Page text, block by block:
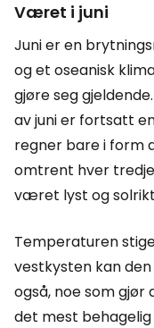
Været i juni
Juni er en
og et oseanisk
gjøre seg
av juni er fortsatt
regner bare i form
omtrent hver
været lyst og
Temperaturen
vestkysten kan
også, noe som
det mest